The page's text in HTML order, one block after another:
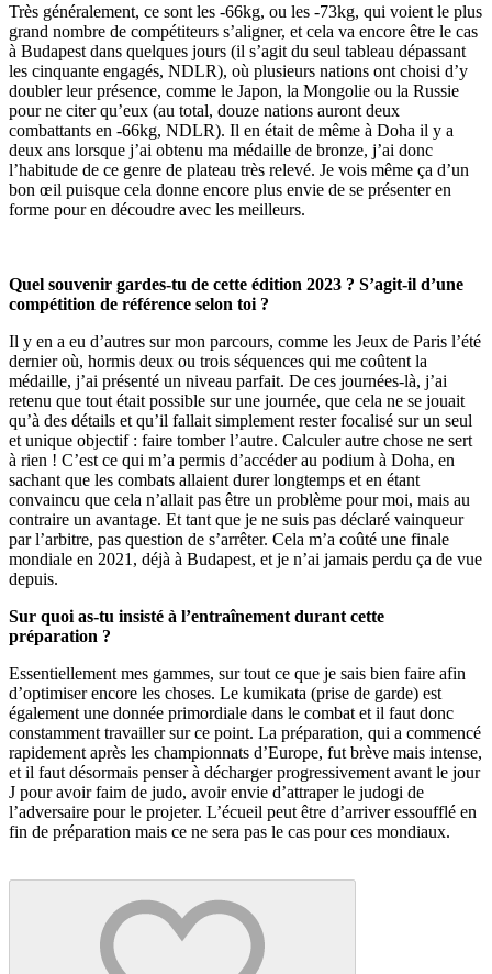
Très généralement, ce sont les -66kg, ou les -73kg, qui voient le plus
grand nombre de compétiteurs s’aligner, et cela va encore être le cas
à Budapest dans quelques jours (il s’agit du seul tableau dépassant
les cinquante engagés, NDLR), où plusieurs nations ont choisi d’y
doubler leur présence, comme le Japon, la Mongolie ou la Russie
pour ne citer qu’eux (au total, douze nations auront deux
combattants en -66kg, NDLR). Il en était de même à Doha il y a
deux ans lorsque j’ai obtenu ma médaille de bronze, j’ai donc
l’habitude de ce genre de plateau très relevé. Je vois même ça d’un
bon œil puisque cela donne encore plus envie de se présenter en
forme pour en découdre avec les meilleurs.
Quel souvenir gardes-tu de cette édition 2023 ? S’agit-il d’une
compétition de référence selon toi ?
Il y en a eu d’autres sur mon parcours, comme les Jeux de Paris l’été
dernier où, hormis deux ou trois séquences qui me coûtent la
médaille, j’ai présenté un niveau parfait. De ces journées-là, j’ai
retenu que tout était possible sur une journée, que cela ne se jouait
qu’à des détails et qu’il fallait simplement rester focalisé sur un seul
et unique objectif : faire tomber l’autre. Calculer autre chose ne sert
à rien ! C’est ce qui m’a permis d’accéder au podium à Doha, en
sachant que les combats allaient durer longtemps et en étant
convaincu que cela n’allait pas être un problème pour moi, mais au
contraire un avantage. Et tant que je ne suis pas déclaré vainqueur
par l’arbitre, pas question de s’arrêter. Cela m’a coûté une finale
mondiale en 2021, déjà à Budapest, et je n’ai jamais perdu ça de vue
depuis.
Sur quoi as-tu insisté à l’entraînement durant cette
préparation ?
Essentiellement mes gammes, sur tout ce que je sais bien faire afin
d’optimiser encore les choses. Le kumikata (prise de garde) est
également une donnée primordiale dans le combat et il faut donc
constamment travailler sur ce point. La préparation, qui a commencé
rapidement après les championnats d’Europe, fut brève mais intense,
et il faut désormais penser à décharger progressivement avant le jour
J pour avoir faim de judo, avoir envie d’attraper le judogi de
l’adversaire pour le projeter. L’écueil peut être d’arriver essoufflé en
fin de préparation mais ce ne sera pas le cas pour ces mondiaux.